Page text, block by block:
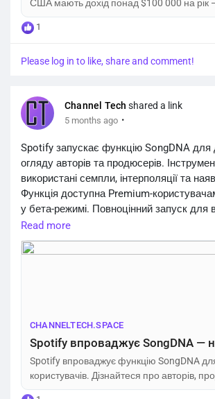
США мають дохід понад $100 000 на рік
ChatGPT, Gemini чи Meta AI.
1
Please log in to like, share and comment!
Channel Tech shared a link
5 months ago ·
Spotify запускає функцію SongDNA для
огляду авторів та продюсерів.
використані семпли, інтерполяції та
Функція доступна Premium-
у бета-режимі. Повноцінний запуск для
підписників відбудеться у квітні 2026
https://channeltech.space/services/
feature-premium-us...
Read more
CHANNELTECH.SPACE
Spotify впроваджує функцію SongDNA
користувачів. Дізнайтеся про авторів,
семпли у ваших улюблених треках.